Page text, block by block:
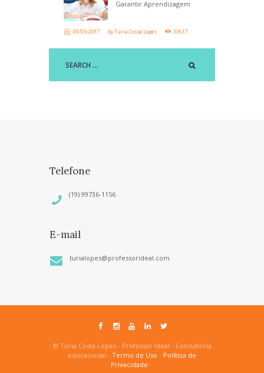
Garantir Aprendizagem
09/03/2017 byTúria Costa Lopes 33617
Telefone
(19) 99736-1156
E-mail
turialopes@professorideal.com
© Túria Costa Lopes - Professor Ideal - Consultoria
educacional - Termo de Uso - Política de
Privacidade